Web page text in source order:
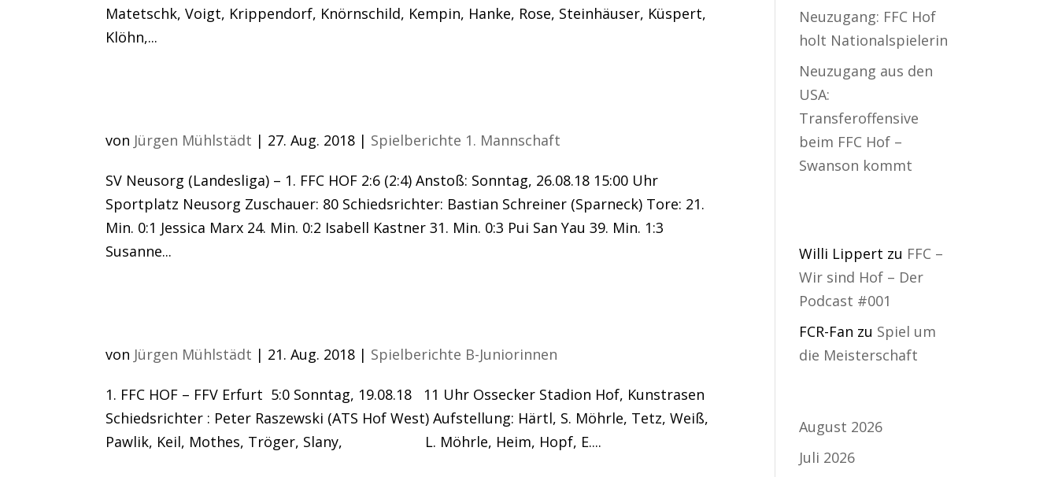
Matetschk, Voigt, Krippendorf, Knörnschild, Kempin, Hanke, Rose, Steinhäuser, Küspert,
Klöhn,...
von Jürgen Mühlstädt | 27. Aug. 2018 | Spielberichte 1. Mannschaft
SV Neusorg (Landesliga) – 1. FFC HOF 2:6 (2:4) Anstoß: Sonntag, 26.08.18 15:00 Uhr
Sportplatz Neusorg Zuschauer: 80 Schiedsrichter: Bastian Schreiner (Sparneck) Tore: 21.
Min. 0:1 Jessica Marx 24. Min. 0:2 Isabell Kastner 31. Min. 0:3 Pui San Yau 39. Min. 1:3
Susanne...
von Jürgen Mühlstädt | 21. Aug. 2018 | Spielberichte B-Juniorinnen
1. FFC HOF – FFV Erfurt 5:0 Sonntag, 19.08.18 11 Uhr Ossecker Stadion Hof, Kunstrasen
Schiedsrichter : Peter Raszewski (ATS Hof West) Aufstellung: Härtl, S. Möhrle, Tetz, Weiß,
Pawlik, Keil, Mothes, Tröger, Slany, L. Möhrle, Heim, Hopf, E....
Neuzugang: FFC Hof
holt Nationalspielerin
Neuzugang aus den
USA:
Transferoffensive
beim FFC Hof –
Swanson kommt
Willi Lippert zu FFC –
Wir sind Hof – Der
Podcast #001
FCR-Fan zu Spiel um
die Meisterschaft
August 2026
Juli 2026